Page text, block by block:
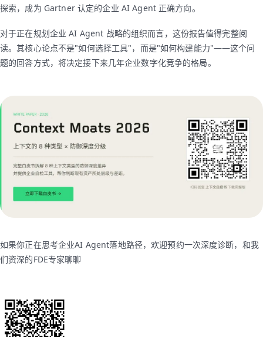
探索，成为 Gartner 认定的企业 AI Agent 正确方向。
对于正在规划企业 AI Agent 战略的组织而言，这份报告值得完整阅
读。其核心论点不是"如何选择工具"，而是"如何构建能力"——这个问
题的回答方式，将决定接下来几年企业数字化竞争的格局。
如果你正在思考企业AI Agent落地路径，欢迎预约一次深度诊断，和我
们资深的FDE专家聊聊